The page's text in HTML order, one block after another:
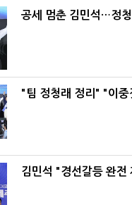
공세 멈춘 김민석…정
"팀 정청래 정리" "이
김민석 "경선갈등 완